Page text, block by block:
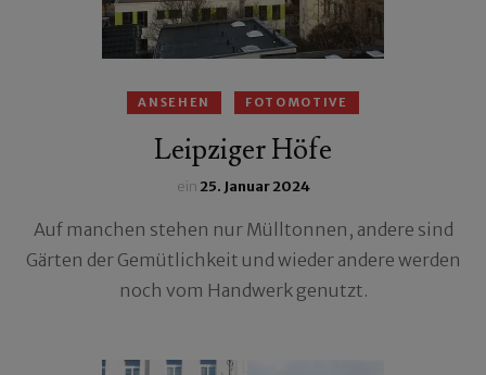
ANSEHEN FOTOMOTIVE
Leipziger Höfe
ein25. Januar 2024
Auf manchen stehen nur Mülltonnen, andere sind
Gärten der Gemütlichkeit und wieder andere werden
noch vom Handwerk genutzt.